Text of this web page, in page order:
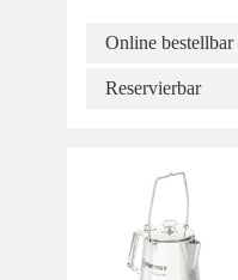
Online bestellbar
Reservierbar